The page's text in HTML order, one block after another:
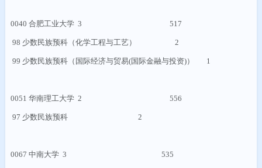
0040 合肥工业大学 3 517
98 少数民族预科（化学工程与工艺） 2
99 少数民族预科（国际经济与贸易(国际金融与投资)） 1
0051 华南理工大学 2 556
97 少数民族预科 2
0067 中南大学 3 535